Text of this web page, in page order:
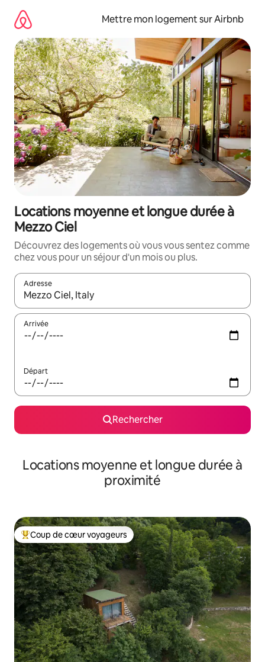
directement
contenu
Mettre mon logement sur Airbnb
Locations moyenne et longue durée à
Mezzo Ciel
Découvrez des logements où vous vous sentez comme
chez vous pour un séjour d'un mois ou plus.
Adresse
Lorsque les résultats s'affichent, utilisez les flèches vers le
Arrivée
Départ
Rechercher
Locations moyenne et longue durée à
proximité
Coups de cœur voyageurs les plus appréciés
Coup de cœur voyageurs